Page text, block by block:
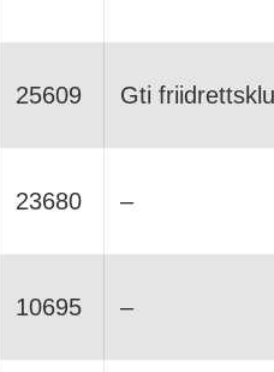
25609 Gti
23680 –
10695 –